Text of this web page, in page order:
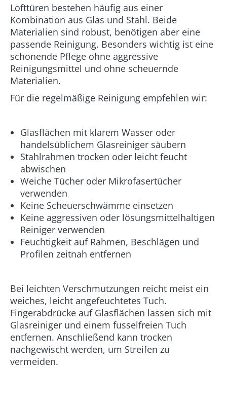
Lofttüren bestehen häufig aus einer
Kombination aus Glas und Stahl. Beide
Materialien sind robust, benötigen aber eine
passende Reinigung. Besonders wichtig ist eine
schonende Pflege ohne aggressive
Reinigungsmittel und ohne scheuernde
Materialien.
Für die regelmäßige Reinigung empfehlen wir:
Glasflächen mit klarem Wasser oder
handelsüblichem Glasreiniger säubern
Stahlrahmen trocken oder leicht feucht
abwischen
Weiche Tücher oder Mikrofasertücher
verwenden
Keine Scheuerschwämme einsetzen
Keine aggressiven oder lösungsmittelhaltigen
Reiniger verwenden
Feuchtigkeit auf Rahmen, Beschlägen und
Profilen zeitnah entfernen
Bei leichten Verschmutzungen reicht meist ein
weiches, leicht angefeuchtetes Tuch.
Fingerabdrücke auf Glasflächen lassen sich mit
Glasreiniger und einem fusselfreien Tuch
entfernen. Anschließend kann trocken
nachgewischt werden, um Streifen zu
vermeiden.